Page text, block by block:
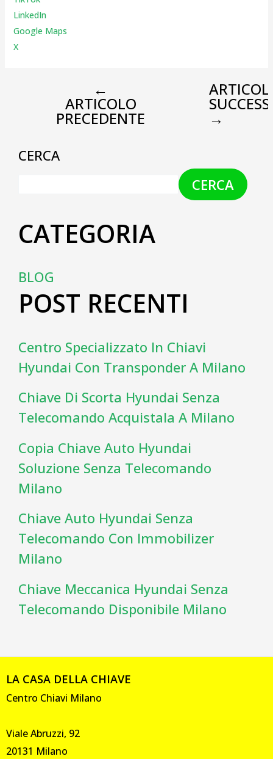
LinkedIn
Google Maps
X
←
ARTICOLO
PRECEDENTE →
CERCA
CERCA
CATEGORIA
BLOG
POST RECENTI
Centro Specializzato In Chiavi
Hyundai Con Transponder A Milano
Chiave Di Scorta Hyundai Senza
Telecomando Acquistala A Milano
Copia Chiave Auto Hyundai
Soluzione Senza Telecomando
Milano
Chiave Auto Hyundai Senza
Telecomando Con Immobilizer
Milano
Chiave Meccanica Hyundai Senza
Telecomando Disponibile Milano
LA CASA DELLA CHIAVE
Centro Chiavi Milano
Viale Abruzzi, 92
20131 Milano